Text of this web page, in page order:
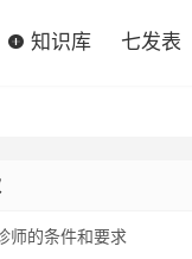
知识库 七发表
师的条件和要求